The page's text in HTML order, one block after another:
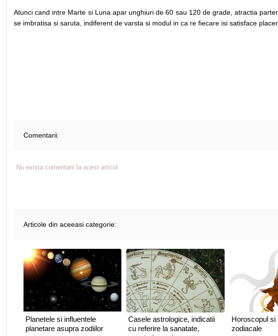
Atunci cand intre Marte si Luna apar unghiuri de 60 sau 120 de grade, atractia
se imbratisa si saruta, indiferent de varsta si modul in ca re fiecare isi satisface
Comentarii:
Nu exista comentarii la acest articol
Articole din aceeasi categorie:
Planetele si influentele
planetare asupra zodiilor
Casele astrologice, indicatii
cu referire la sanatate,
Horoscopul si
zodiacale